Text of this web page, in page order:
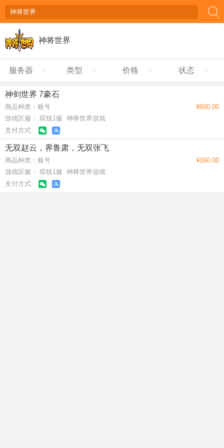
神将世界
服务器 类型 价格 状态
神剑世界 7豪石
商品种类：账号
游戏区服： 双线1服 神将世界游戏
支付方式:
¥600.00
无双赵云，界鲁肃，无双张飞
商品种类：账号
游戏区服： 双线1服 神将世界游戏
支付方式:
¥160.00